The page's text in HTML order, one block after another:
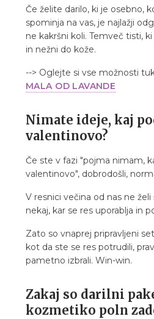
skupaj
6.1. Top možnosti:
7. Kako izbrati pravi darilni
8. Kdaj je idealno naročiti
9. Mali znak pozornosti, ki
10. FAQ – najpogostejša
10.2. Katero je najboljše
za njo?
10.4. Ali je naravna
moške?
10.5. Kako zgodaj naročiti
valentinovo?
paketa?
Če želite darilo, ki je osebno,
spominja na vas, je najlažji
ne kakršni koli. Temveč tisti,
in nežni do kože.
--> Oglejte si vse možnosti
MALA OD LAVANDE
Nimate ideje, kaj
valentinovo?
Če ste v fazi "pojma nimam,
valentinovo", dobrodošli,
V resnici večina od nas ne
nekaj, kar se res uporablja in
Zato so vnaprej pripravljeni
kot da ste se res potrudili,
pametno izbrali. Win-win.
Zakaj so darilni
kozmetiko poln